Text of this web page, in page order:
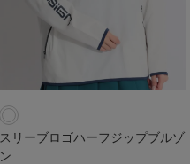
スリーブロゴハーフジップブルゾ
ン